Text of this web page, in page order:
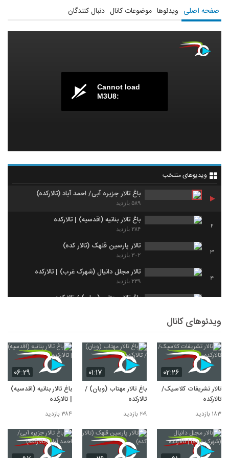
صفحه اصلی ویدئوها موضوعات کانال دنبال کنندگان
Cannot load
M3U8:
ویدیوهای منتخب
باغ تالار جزیره آبی/ احمد آباد (تالارکده)
۵۸۹ بازدید
2
باغ تالار بنانیه (اقدسیه) | تالارکده
۳۸۴ بازدید
3
تالار پارسین قلهک (تالار کده)
۳۰۲ بازدید
4
تالار مجلل دانیال (شهرک غرب) | تالارکده
۲۳۹ بازدید
باغ تالار مهتاب (ویان) / تالارکده
۱۸۳ بازدید
ویدئوهای کانال
۰۲:۲۶
تالار تشریفات کلاسیک/
تالارکده
۱۸۳ بازدید
۰۱:۱۷
باغ تالار مهتاب (ویان) /
تالارکده
۲۰۹ بازدید
۰۶:۲۹
باغ تالار بنانیه (اقدسیه)
| تالارکده
۳۸۴ بازدید